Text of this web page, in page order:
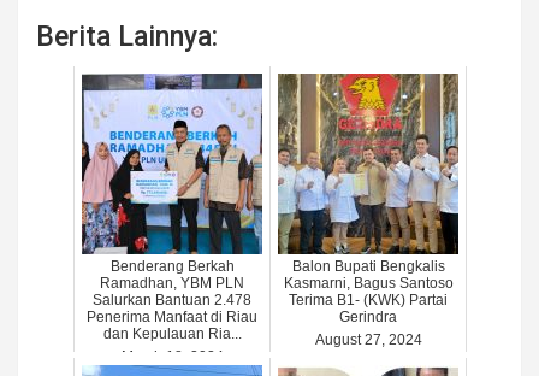
Berita Lainnya:
Benderang Berkah
Ramadhan, YBM PLN
Salurkan Bantuan 2.478
Penerima Manfaat di Riau
dan Kepulauan Ria...
March 18, 2024
Balon Bupati Bengkalis
Kasmarni, Bagus Santoso
Terima B1- (KWK) Partai
Gerindra
August 27, 2024